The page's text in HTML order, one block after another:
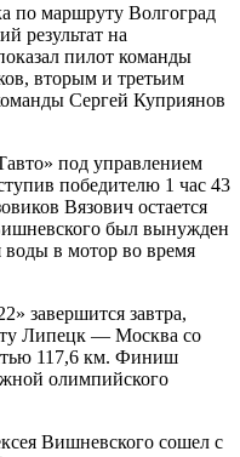
по маршруту Волгоград
результат на
пилот команды
вторым и третьим
Сергей Куприянов
под управлением
победителю 1 час 43
Вязович остается
был вынужден
воды в мотор во время
завершится завтра,
Липецк — Москва со
117,6 км. Финиш
олимпийского